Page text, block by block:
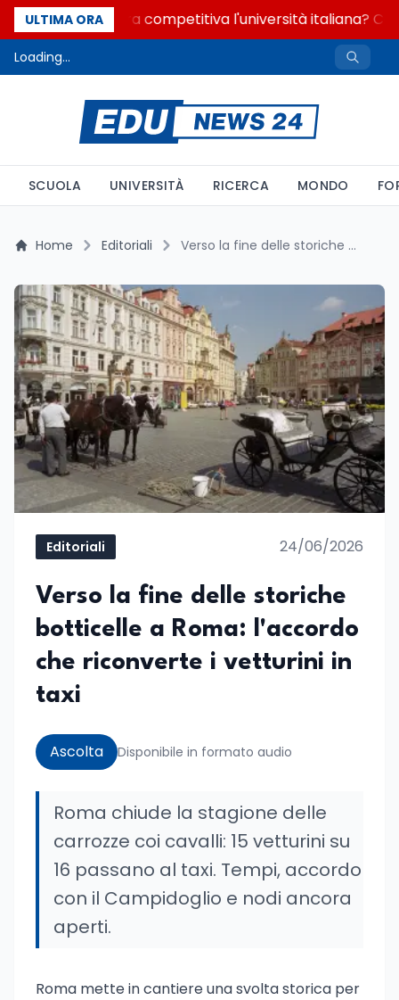
ULTIMA ORA
Quanto è ancora competitiva l'università italiana?
Loading...
SCUOLA UNIVERSITÀ RICERCA MONDO
Home Editoriali Verso la fine delle storiche botticelle a Roma: l'accordo che riconverte i vetturini in taxi
Editoriali 24/06/2026
Verso la fine delle storiche
botticelle a Roma: l'accordo
che riconverte i vetturini in
taxi
Ascolta Disponibile in formato audio
Roma chiude la stagione delle
carrozze coi cavalli: 15 vetturini su
16 passano al taxi. Tempi, accordo
con il Campidoglio e nodi ancora
aperti.
Roma mette in cantiere una svolta storica per